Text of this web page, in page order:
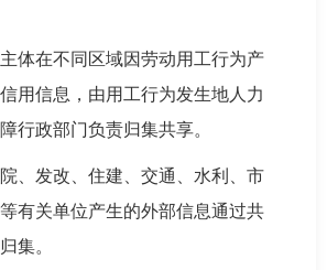
体在不同区域因劳动用工行为产
用信息，由用工行为发生地人力
行政部门负责归集共享。
、发改、住建、交通、水利、市
有关单位产生的外部信息通过共
集。